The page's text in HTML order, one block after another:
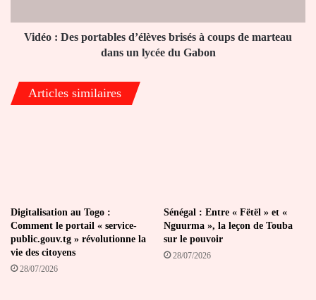
de
marteau
lycée
du
Vidéo : Des portables d’élèves brisés à coups de marteau
dans un lycée du Gabon
Articles similaires
Digitalisation au Togo :
Comment le portail « service-
public.gouv.tg » révolutionne la
vie des citoyens
28/07/2026
Sénégal : Entre « Fëtël » et «
Nguurma », la leçon de Touba
sur le pouvoir
28/07/2026